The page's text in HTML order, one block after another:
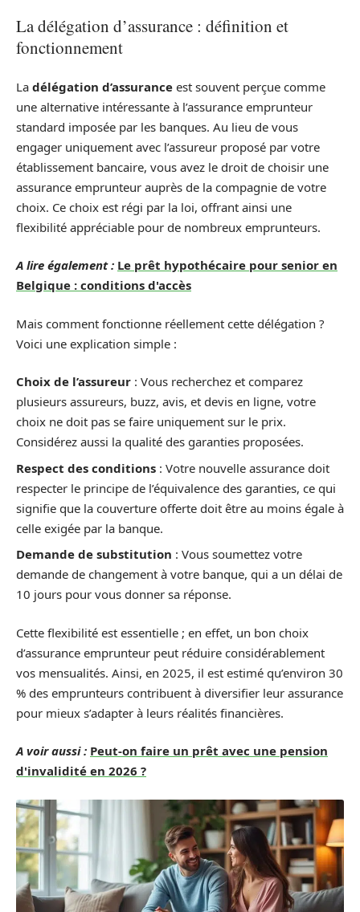
La délégation d’assurance : définition et
fonctionnement
La délégation d’assurance est souvent perçue comme
une alternative intéressante à l’assurance emprunteur
standard imposée par les banques. Au lieu de vous
engager uniquement avec l’assureur proposé par votre
établissement bancaire, vous avez le droit de choisir une
assurance emprunteur auprès de la compagnie de votre
choix. Ce choix est régi par la loi, offrant ainsi une
flexibilité appréciable pour de nombreux emprunteurs.
A lire également : Le prêt hypothécaire pour senior en
Belgique : conditions d'accès
Mais comment fonctionne réellement cette délégation ?
Voici une explication simple :
Choix de l’assureur : Vous recherchez et comparez
plusieurs assureurs, buzz, avis, et devis en ligne, votre
choix ne doit pas se faire uniquement sur le prix.
Considérez aussi la qualité des garanties proposées.
Respect des conditions : Votre nouvelle assurance doit
respecter le principe de l’équivalence des garanties, ce qui
signifie que la couverture offerte doit être au moins égale à
celle exigée par la banque.
Demande de substitution : Vous soumettez votre
demande de changement à votre banque, qui a un délai de
10 jours pour vous donner sa réponse.
Cette flexibilité est essentielle ; en effet, un bon choix
d’assurance emprunteur peut réduire considérablement
vos mensualités. Ainsi, en 2025, il est estimé qu’environ 30
% des emprunteurs contribuent à diversifier leur assurance
pour mieux s’adapter à leurs réalités financières.
A voir aussi : Peut-on faire un prêt avec une pension
d'invalidité en 2026 ?